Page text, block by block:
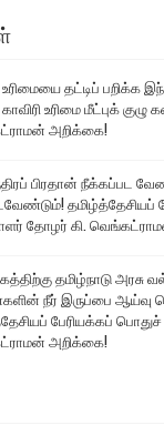
உரிமையை தட்டிப் பறிக்க
உரிமை மீட்புக்
அறிக்கை!
பிரதான் நீக்கப்பட
தமிழ்த்தேசியப்
தோழர் கி.
தமிழ்நாடு அரசு
நீர் இருப்பை ஆய்வு
பேரியக்கப்
அறிக்கை!